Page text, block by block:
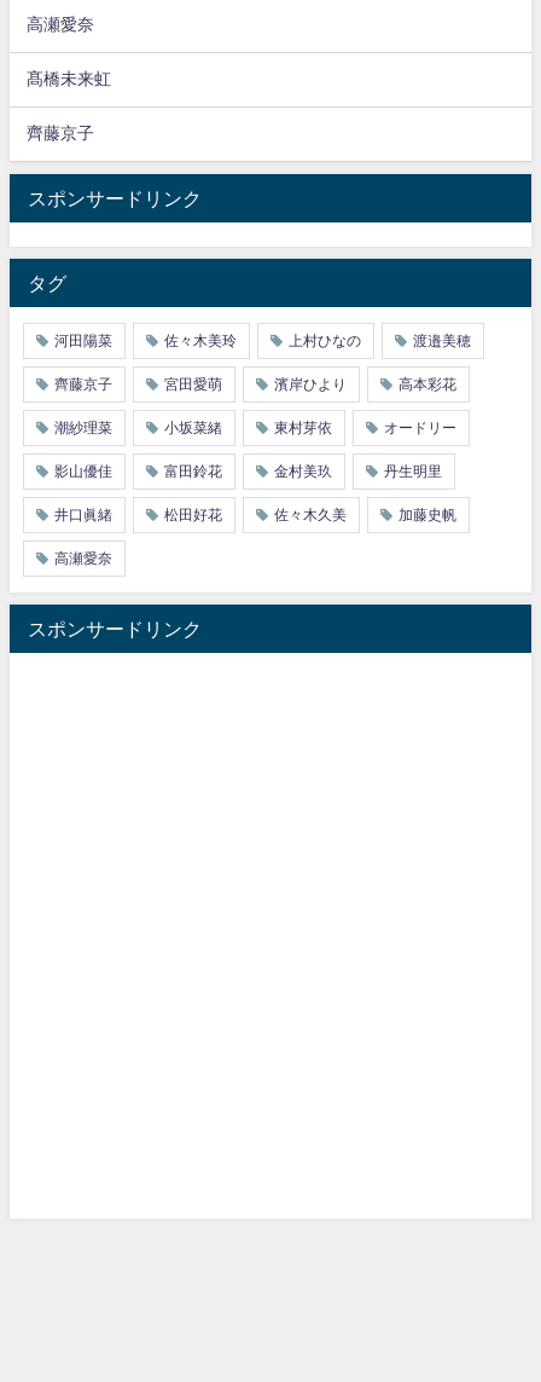
高瀬愛奈
髙橋未来虹
齊藤京子
スポンサードリンク
タグ
河田陽菜 佐々木美玲 上村ひなの 渡邉美穂
齊藤京子 宮田愛萌 濱岸ひより 高本彩花
潮紗理菜 小坂菜緒 東村芽依 オードリー
影山優佳 富田鈴花 金村美玖 丹生明里
井口眞緒 松田好花 佐々木久美 加藤史帆
高瀬愛奈
スポンサードリンク